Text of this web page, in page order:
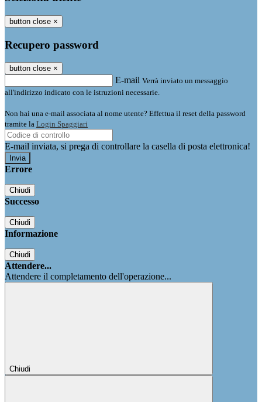
button close ×
Recupero password
button close ×
E-mail Verrà inviato un messaggio
all'indirizzo indicato con le istruzioni necessarie.
Non hai una e-mail associata al nome utente? Effettua il reset della password
tramite la Login Spaggiari
E-mail inviata, si prega di controllare la casella di posta elettronica!
Errore
Chiudi
Successo
Chiudi
Informazione
Chiudi
Attendere...
Attendere il completamento dell'operazione...
Chiudi